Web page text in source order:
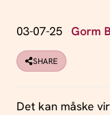
03-07-25 Gorm
SHARE
Det kan måske